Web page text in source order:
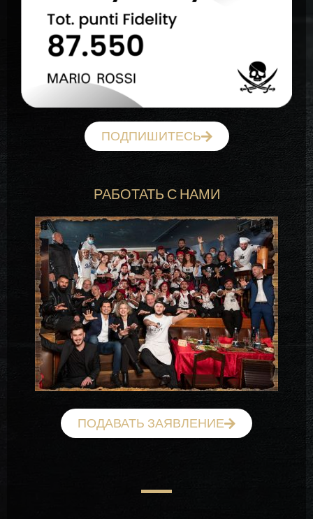
ПОДПИШИТЕСЬ
РАБОТАТЬ С НАМИ
ПОДАВАТЬ ЗАЯВЛЕНИЕ